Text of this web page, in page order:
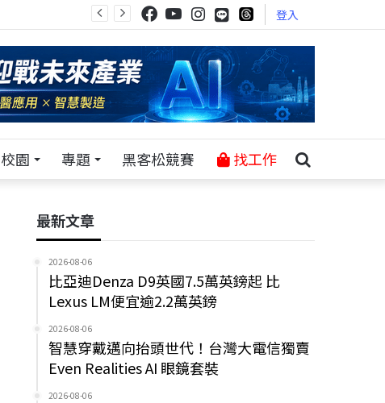
登入
校園 專題 黑客松競賽 找工作
最新文章
2026-08-06
比亞迪Denza D9英國7.5萬英鎊起 比
Lexus LM便宜逾2.2萬英鎊
2026-08-06
智慧穿戴邁向抬頭世代！台灣大電信獨賣
Even Realities AI 眼鏡套裝
2026-08-06